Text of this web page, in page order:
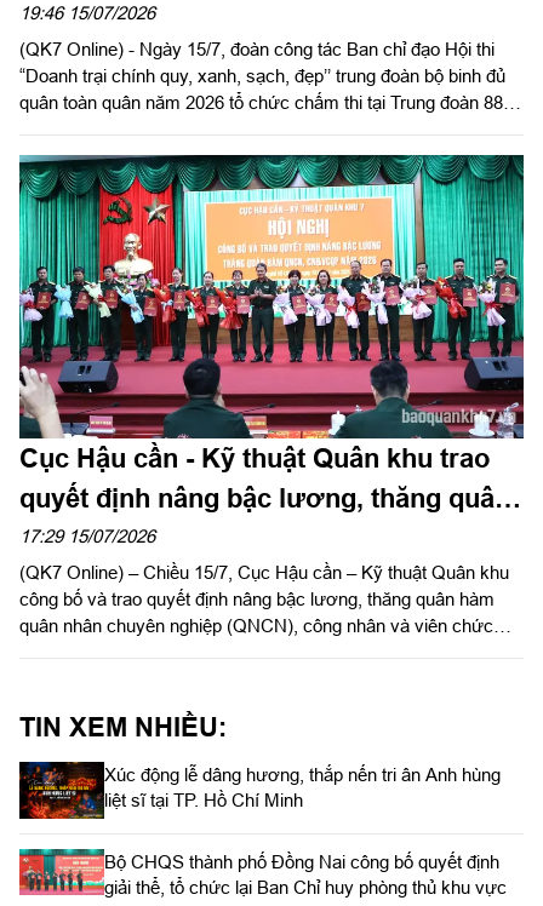
19:46 15/07/2026
(QK7 Online) - Ngày 15/7, đoàn công tác Ban chỉ đạo Hội thi
“Doanh trại chính quy, xanh, sạch, đẹp’’ trung đoàn bộ binh đủ
quân toàn quân năm 2026 tổ chức chấm thi tại Trung đoàn 88,
Cục Hậu cần - Kỹ thuật Quân khu trao
quyết định nâng bậc lương, thăng quân
hàm QNCN, CN&VCQP năm 2026
17:29 15/07/2026
(QK7 Online) – Chiều 15/7, Cục Hậu cần – Kỹ thuật Quân khu
công bố và trao quyết định nâng bậc lương, thăng quân hàm
quân nhân chuyên nghiệp (QNCN), công nhân và viên chức
TIN XEM NHIỀU:
Xúc động lễ dâng hương, thắp nến tri ân Anh hùng
liệt sĩ tại TP. Hồ Chí Minh
Bộ CHQS thành phố Đồng Nai công bố quyết định
giải thể, tổ chức lại Ban Chỉ huy phòng thủ khu vực